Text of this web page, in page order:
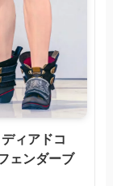
ディアドコ
ェンダーブ